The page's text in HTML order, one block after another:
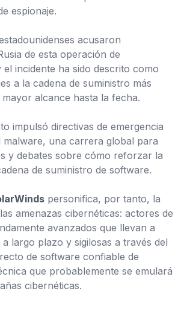
espionaje.
acusaron
de esta operación de
el incidente ha sido descrito como
a la cadena de suministro más
alcance hasta la fecha.
impulsó directivas de emergencia
malware, una carrera global para
y debates sobre cómo reforzar la
de suministro de software.
personifica, por tanto, la
amenazas cibernéticas: actores de
avanzados que llevan a
largo plazo y sigilosas a través del
de software confiable de
que probablemente se emulará
cibernéticas.